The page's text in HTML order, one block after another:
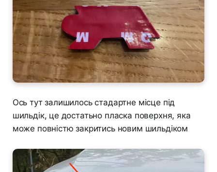
Ось тут залишилось стадартне місце під
шильдік, це достатьно пласка поверхня, яка
може повністю закритись новим шильдіком